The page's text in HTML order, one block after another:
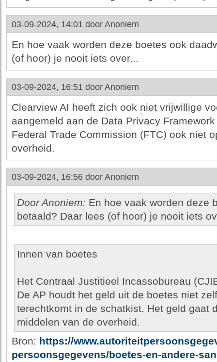
03-09-2024, 14:01 door Anoniem
En hoe vaak worden deze boetes ook
(of hoor) je nooit iets over...
03-09-2024, 16:51 door Anoniem
Clearview AI heeft zich ook niet vrijwillige
aangemeld aan de Data Privacy
Federal Trade Commission (FTC) ook niet
overheid.
03-09-2024, 16:56 door Anoniem
Door Anoniem: En hoe vaak worden deze
betaald? Daar lees (of hoor) je nooit iets
Innen van boetes
Het Centraal Justitieel Incassobureau
De AP houdt het geld uit de boetes niet
terechtkomt in de schatkist. Het geld gaat
middelen van de overheid.
Bron: https://
persoonsgegevens/boetes-en-andere-